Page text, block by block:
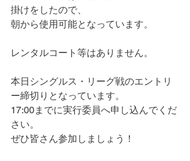
掛けをしたので、
朝から使用可能となっています。
レンタルコート等はありません。
本日シングルス・リーグ戦のエントリ
ー締切りとなっています。
17:00までに実行委員へ申し込んでくだ
さい。
ぜひ皆さん参加しましょう！